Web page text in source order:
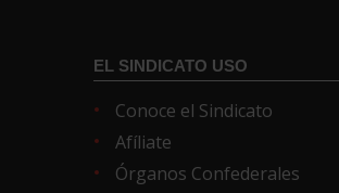
EL SINDICATO USO
Conoce el Sindicato
Afíliate
Órganos Confederales